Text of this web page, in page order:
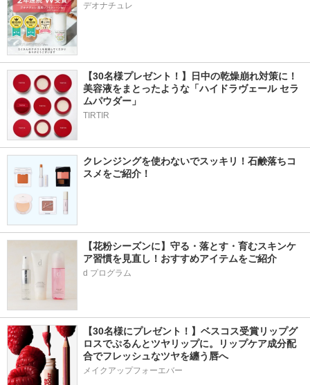
デオナチュレ
【30名様プレゼント！】日中の乾燥崩れ対策に！
美容液をまとったような「ハイドラヴェール セラ
ムパウダー」
TIRTIR
クレンジングを使わないでスッキリ！石鹸落ちコ
スメをご紹介！
【花粉シーズンに】守る・落とす・育むスキンケ
ア習慣を見直し！おすすめアイテムをご紹介
d プログラム
【30名様にプレゼント！】ベスコス受賞リップグ
ロスでぷるんとツヤリップに。リップケア成分配
合でフレッシュなツヤを纏う唇へ
メイクアップフォーエバー